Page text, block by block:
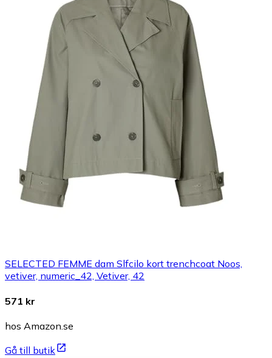
SELECTED FEMME dam Slfcilo kort trenchcoat Noos,
vetiver, numeric_42, Vetiver, 42
571 kr
hos Amazon.se
Gå till butik